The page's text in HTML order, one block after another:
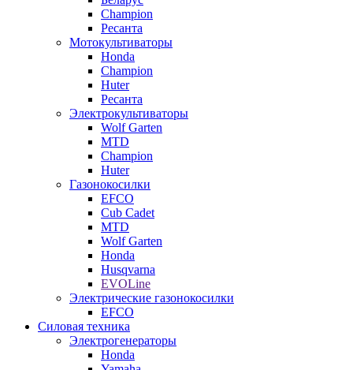
Champion
Ресанта
Мотокультиваторы
Honda
Champion
Huter
Ресанта
Электрокультиваторы
Wolf Garten
MTD
Champion
Huter
Газонокосилки
EFCO
Cub Cadet
MTD
Wolf Garten
Honda
Husqvarna
EVOLine
Электрические газонокосилки
EFCO
Силовая техника
Электрогенераторы
Honda